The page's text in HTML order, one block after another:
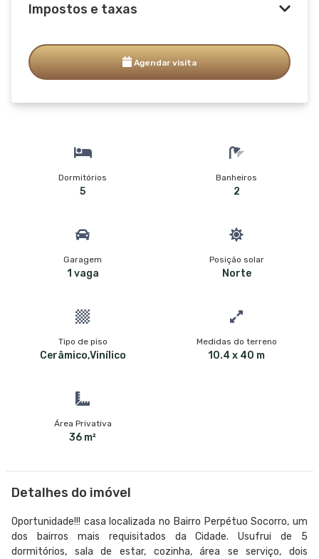
Impostos e taxas
Agendar visita
Dormitórios
5
Banheiros
2
Garagem
1 vaga
Posição solar
Norte
Tipo de piso
Cerâmico,Vinílico
Medidas do terreno
10.4 x 40 m
Área Privativa
36 m²
Detalhes do imóvel
Oportunidade!!! casa localizada no Bairro Perpétuo Socorro, um
dos bairros mais requisitados da Cidade. Usufrui de 5
dormitórios, sala de estar, cozinha, área se serviço, dois